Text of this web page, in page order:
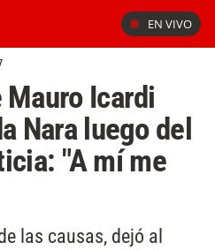
EN VIVO
Mauro Icardi
Nara luego del
"A mí me
las causas, dejó al